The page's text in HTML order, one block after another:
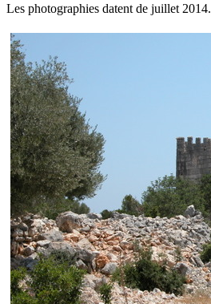
Les photographies datent de juillet 2014.